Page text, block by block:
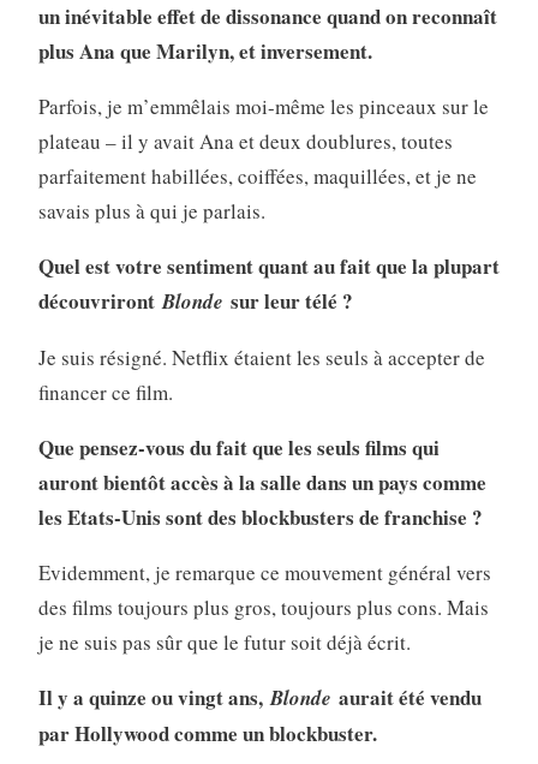
un inévitable effet de dissonance quand on reconnaît
plus Ana que Marilyn, et inversement.
Parfois, je m’emmêlais moi-même les pinceaux sur le
plateau – il y avait Ana et deux doublures, toutes
parfaitement habillées, coiffées, maquillées, et je ne
savais plus à qui je parlais.
Quel est votre sentiment quant au fait que la plupart
découvrirontBlonde sur leur télé ?
Je suis résigné. Netflix étaient les seuls à accepter de
financer ce film.
Que pensez-vous du fait que les seuls films qui
auront bientôt accès à la salle dans un pays comme
les Etats-Unis sont des blockbusters de franchise ?
Evidemment, je remarque ce mouvement général vers
des films toujours plus gros, toujours plus cons. Mais
je ne suis pas sûr que le futur soit déjà écrit.
Il y a quinze ou vingt ans,Blonde aurait été vendu
par Hollywood comme un blockbuster.